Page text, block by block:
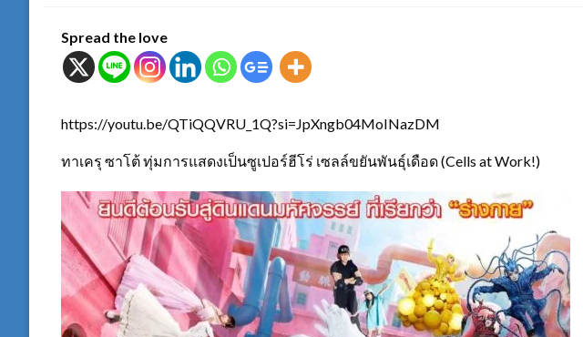
Spread the love
https://youtu.be/QTiQQVRU_1Q?si=JpXngb04MoINazDM
ทาเครุ ซาโต้ ทุ่มการแสดงเป็นซูเปอร์ฮีโร่ เซลล์ขยันพันธุ์เดือด (Cells at Work!)